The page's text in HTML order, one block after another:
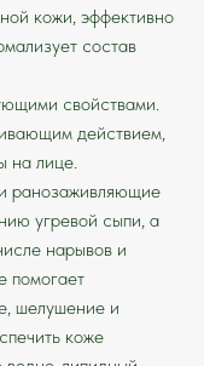
кожи, эффективно
состав
свойствами.
действием,
на лице.
ранозаживляющие
угревой сыпи, а
нарывов и
помогает
шелушение и
коже